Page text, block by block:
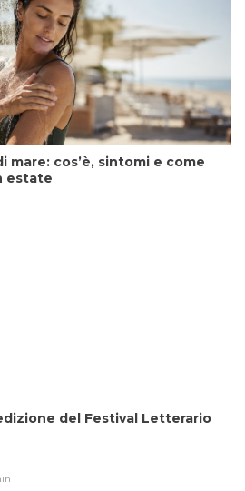
mare: cos’è, sintomi e come
estate
del Festival Letterario